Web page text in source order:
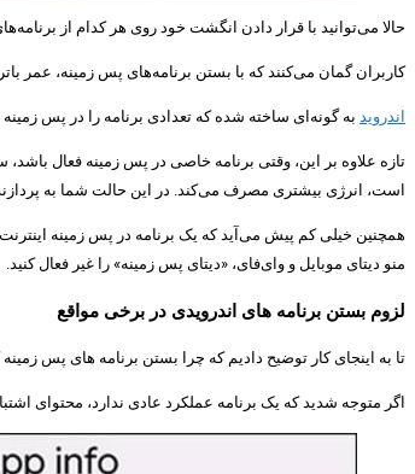
حالا می‌توانید با قرار دادن انگشت خود روی هر کدام از
کاربران گمان می‌کنند که با بستن برنامه‌های پس زمینه، عمر
اندروید به گونه‌ای ساخته شده که تعدادی برنامه را در پس
تازه علاوه بر این، وقتی برنامه‌ خاصی در پس زمینه فعال
است، انرژی بیشتری مصرف می‌کند. در این حالت شما به
همچنین خیلی کم پیش می‌آید که یک برنامه در پس زمینه
منو دیتای موبایل و وای‌فای، «دیتای پس زمینه» را غیر فعال کنید.
لزوم بستن برنامه های اندرویدی در برخی مواقع
تا به اینجای کار توضیح دادیم که چرا بستن برنامه های پس
اگر متوجه شدید که یک برنامه عملکرد عادی ندارد، محتوای